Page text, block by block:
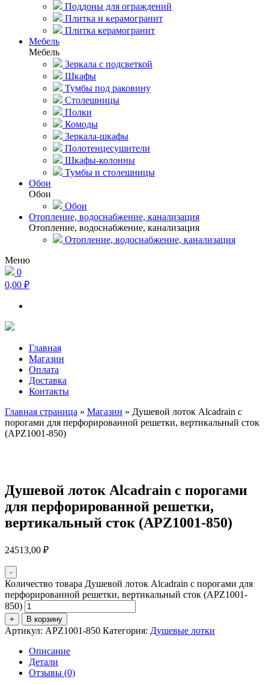
Поддоны для ограждений
Плитка и керамогранит
Плитка керамогранит
Мебель
Мебель
Зеркала с подсветкой
Шкафы
Тумбы под раковину
Столешницы
Полки
Комоды
Зеркала-шкафы
Полотенцесушители
Шкафы-колонны
Тумбы и столешницы
Обои
Обои
Обои
Отопление, водоснабжение, канализация
Отопление, водоснабжение, канализация
Отопление, водоснабжение, канализация
Меню
0
0,00 ₽
Главная
Магазин
Оплата
Доставка
Контакты
Главная страница » Магазин » Душевой лоток Alcadrain с
порогами для перфорированной решетки, вертикальный сток
(APZ1001-850)
Душевой лоток Alcadrain с порогами
для перфорированной решетки,
вертикальный сток (APZ1001-850)
24513,00 ₽
-
Количество товара Душевой лоток Alcadrain с порогами для
перфорированной решетки, вертикальный сток (APZ1001-
850)
+ В корзину
Артикул: APZ1001-850 Категория: Душевые лотки
Описание
Детали
Отзывы (0)